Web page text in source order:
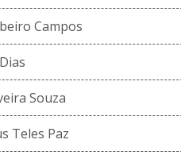
Campos
Souza
Teles Paz